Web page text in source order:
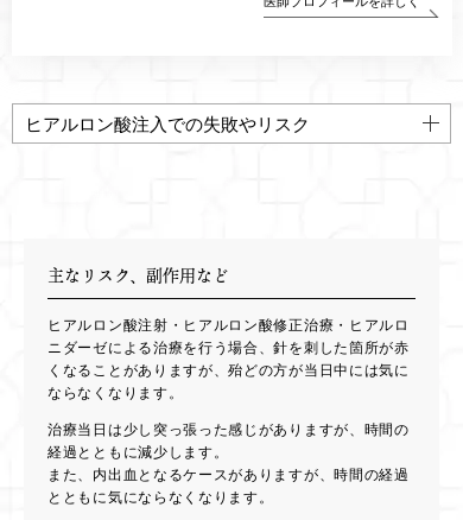
ヒアルロン酸注入での失敗やリスク
主なリスク、副作用など
ヒアルロン酸注射・ヒアルロン酸修正治療・ヒアルロ
ニダーゼによる治療を行う場合、針を刺した箇所が赤
くなることがありますが、殆どの方が当日中には気に
ならなくなります。
治療当日は少し突っ張った感じがありますが、時間の
経過とともに減少します。
また、内出血となるケースがありますが、時間の経過
とともに気にならなくなります。